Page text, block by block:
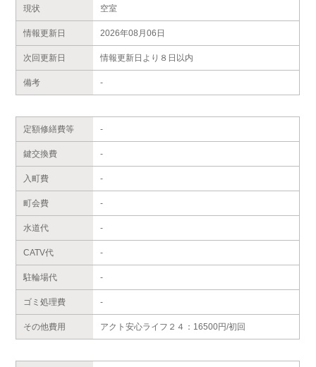
現状 空室
情報更新日 2026年08月06日
次回更新日 情報更新日より８日以内
備考 -
定額修繕費等 -
鍵交換費 -
入町費 -
町会費 -
水道代 -
CATV代 -
駐輪場代 -
ゴミ処理費 -
その他費用 アクト安心ライフ２４：16500円/初回